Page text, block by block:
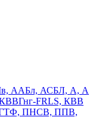
ААБл, АСБЛ, А, А
FRLS, КВВ
ПНСВ, ППВ,